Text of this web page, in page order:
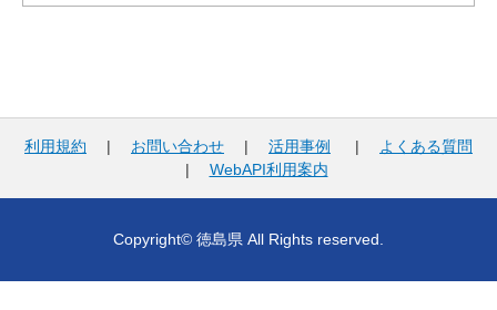
利用規約 | お問い合わせ | 活用事例 |
よくある質問
| WebAPI利用案内
Copyright© 徳島県 All Rights reserved.